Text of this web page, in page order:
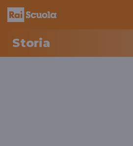
Storia